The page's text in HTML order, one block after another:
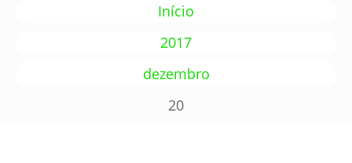
Início
2017
dezembro
20